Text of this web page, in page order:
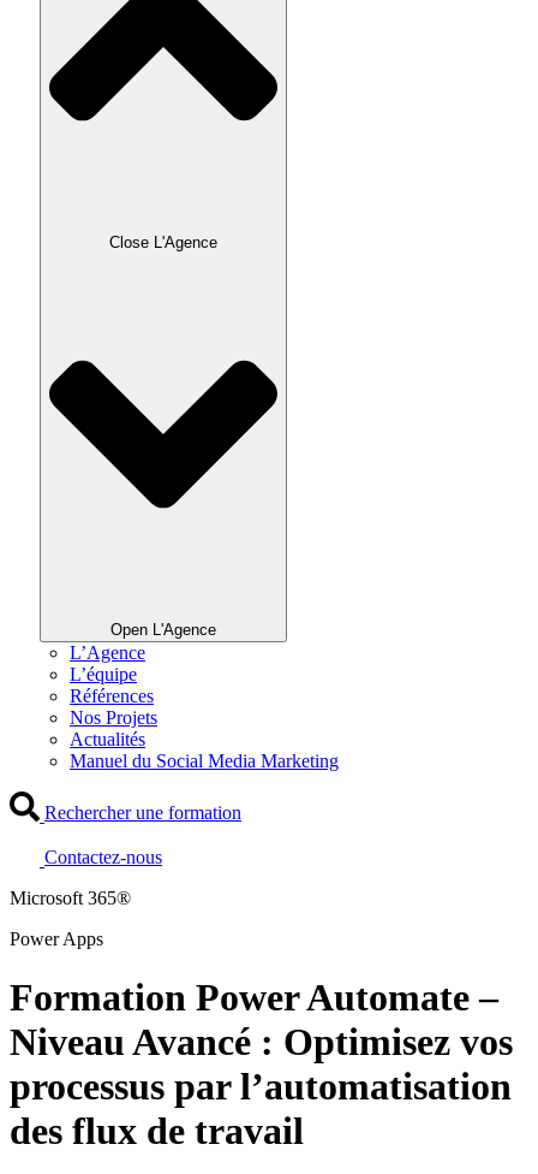
Close L'Agence
Open L'Agence
L’Agence
L’équipe
Références
Nos Projets
Actualités
Manuel du Social Media Marketing
Rechercher une formation
Contactez-nous
Microsoft 365®
Power Apps
Formation Power Automate –
Niveau Avancé : Optimisez vos
processus par l’automatisation
des flux de travail